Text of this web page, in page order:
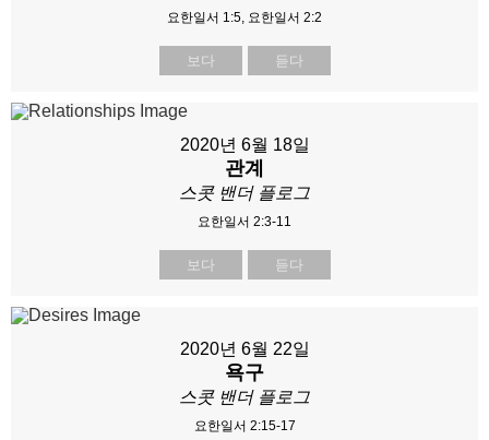
요한일서 1:5, 요한일서 2:2
보다 듣다
2020년 6월 18일
관계
스콧 밴더 플로그
요한일서 2:3-11
보다 듣다
2020년 6월 22일
욕구
스콧 밴더 플로그
요한일서 2:15-17